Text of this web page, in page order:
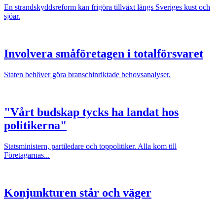
En strandskyddsreform kan frigöra tillväxt längs Sveriges kust och
sjöar.
Involvera småföretagen i totalförsvaret
Staten behöver göra branschinriktade behovsanalyser.
"Vårt budskap tycks ha landat hos
politikerna"
Statsministern, partiledare och toppolitiker. Alla kom till
Företagarnas...
Konjunkturen står och väger